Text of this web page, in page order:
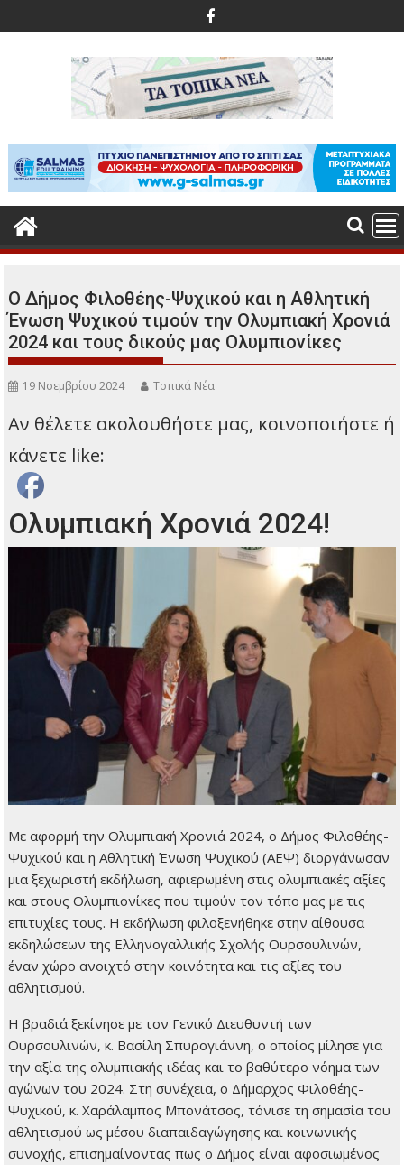
στο
περιεχόμενο
Ο Δήμος Φιλοθέης-Ψυχικού και η Αθλητική
Ένωση Ψυχικού τιμούν την Ολυμπιακή Χρονιά
2024 και τους δικούς μας Ολυμπιονίκες
19 Νοεμβρίου 2024 Τοπικά Νέα
Αν θέλετε ακολουθήστε μας, κοινοποιήστε ή
κάνετε like:
Ολυμπιακή Χρονιά 2024!
Με αφορμή την Ολυμπιακή Χρονιά 2024, ο Δήμος Φιλοθέης-
Ψυχικού και η Αθλητική Ένωση Ψυχικού (ΑΕΨ) διοργάνωσαν
μια ξεχωριστή εκδήλωση, αφιερωμένη στις ολυμπιακές αξίες
και στους Ολυμπιονίκες που τιμούν τον τόπο μας με τις
επιτυχίες τους. Η εκδήλωση φιλοξενήθηκε στην αίθουσα
εκδηλώσεων της Ελληνογαλλικής Σχολής Ουρσουλινών,
έναν χώρο ανοιχτό στην κοινότητα και τις αξίες του
αθλητισμού.
Η βραδιά ξεκίνησε με τον Γενικό Διευθυντή των
Ουρσουλινών, κ. Βασίλη Σπυρογιάννη, ο οποίος μίλησε για
την αξία της ολυμπιακής ιδέας και το βαθύτερο νόημα των
αγώνων του 2024. Στη συνέχεια, ο Δήμαρχος Φιλοθέης-
Ψυχικού, κ. Χαράλαμπος Μπονάτσος, τόνισε τη σημασία του
αθλητισμού ως μέσου διαπαιδαγώγησης και κοινωνικής
συνοχής, επισημαίνοντας πως ο Δήμος είναι αφοσιωμένος